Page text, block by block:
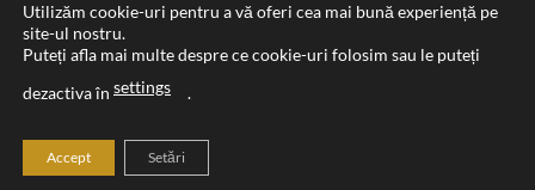
Data si ora ultimei actualizari al stocului si ale preturilor: 29-12-
2026 © Cadouri Ideale
Utilizăm cookie-uri pentru a vă oferi cea mai bună experiență pe
site-ul nostru.
Puteți afla mai multe despre ce cookie-uri folosim sau le puteți
dezactiva în settings .
Accept Setări